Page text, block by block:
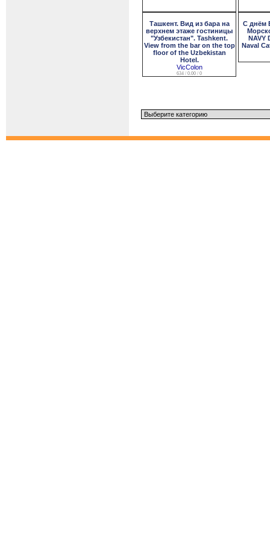
Ташкент. Вид из бара на
верхнем этаже гостиницы
"Узбекистан". Tashkent.
View from the bar on the top
floor of the Uzbekistan
Hotel.
VicColon
634 / 0.00 / 0
С днём
NAVY
Naval